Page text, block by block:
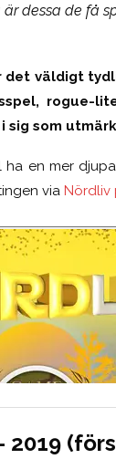
är dessa de få
det väldigt
rogue-
sig som
ha en mer
via Nördliv
2019